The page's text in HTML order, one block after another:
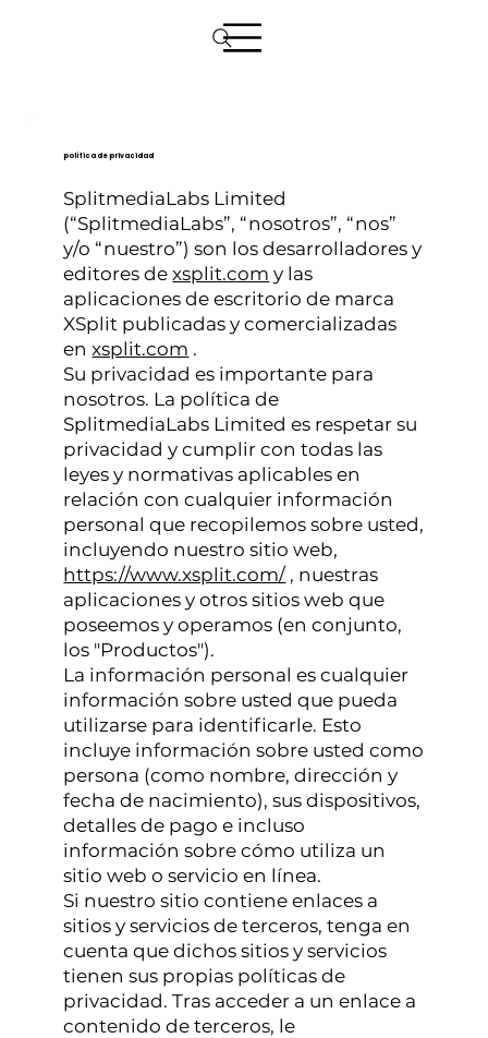
política de privacidad
SplitmediaLabs Limited
(“SplitmediaLabs”, “nosotros”, “nos”
y/o “nuestro”) son los desarrolladores y
editores dexsplit.com y las
aplicaciones de escritorio de marca
XSplit publicadas y comercializadas
enxsplit.com .
Su privacidad es importante para
nosotros. La política de
SplitmediaLabs Limited es respetar su
privacidad y cumplir con todas las
leyes y normativas aplicables en
relación con cualquier información
personal que recopilemos sobre usted,
incluyendo nuestro sitio web,
https://www.xsplit.com/ , nuestras
aplicaciones y otros sitios web que
poseemos y operamos (en conjunto,
los "Productos").
La información personal es cualquier
información sobre usted que pueda
utilizarse para identificarle. Esto
incluye información sobre usted como
persona (como nombre, dirección y
fecha de nacimiento), sus dispositivos,
detalles de pago e incluso
información sobre cómo utiliza un
sitio web o servicio en línea.
Si nuestro sitio contiene enlaces a
sitios y servicios de terceros, tenga en
cuenta que dichos sitios y servicios
tienen sus propias políticas de
privacidad. Tras acceder a un enlace a
contenido de terceros, le